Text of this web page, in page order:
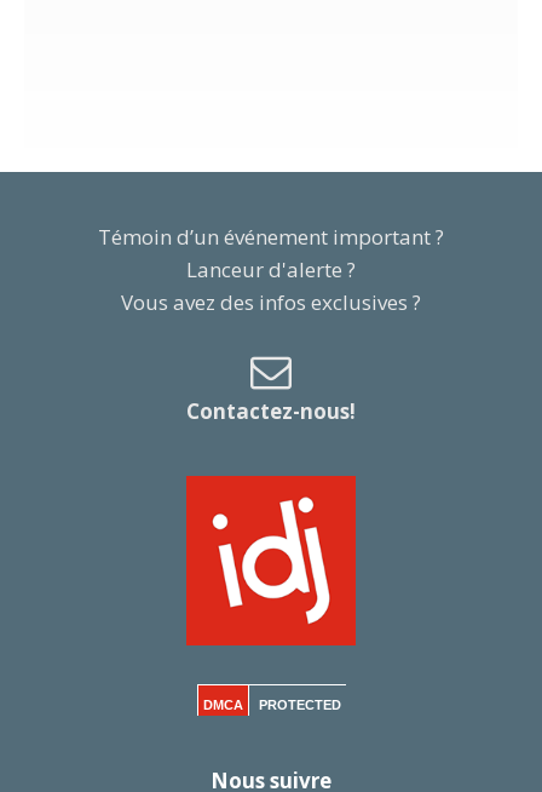
Témoin d’un événement important ?
Lanceur d'alerte ?
Vous avez des infos exclusives ?
Contactez-nous!
DMCA PROTECTED
Nous suivre